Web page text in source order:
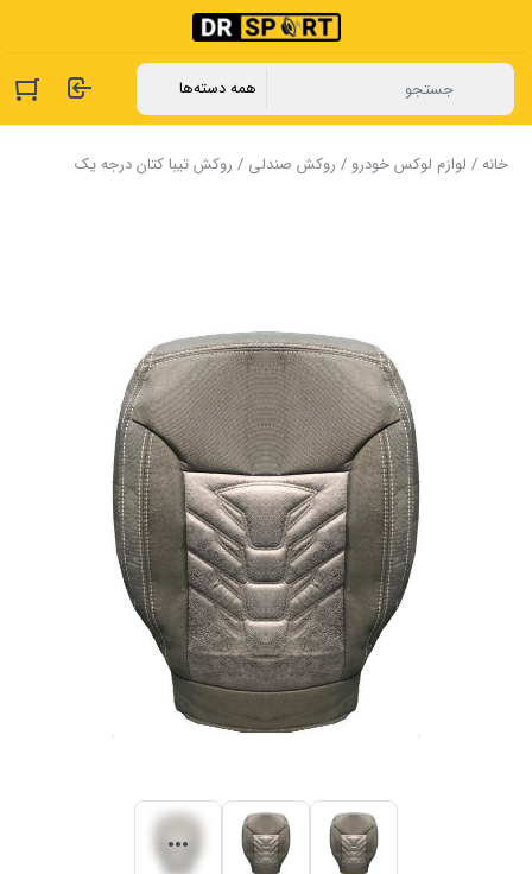
خانه/ لوازم لوکس خودرو / روکش صندلی / روکش تیبا کتان درجه یک